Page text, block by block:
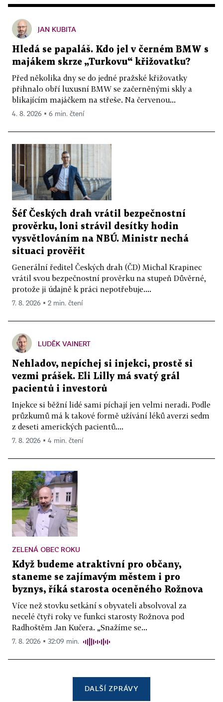
JAN KUBITA
Hledá se papaláš. Kdo jel v černém BMW s
majákem skrze „Turkovu“ křižovatku?
Před několika dny se do jedné pražské křižovatky
přihnalo obří luxusní BMW se začerněnými skly a
blikajícím majáčkem na střeše. Na červenou...
4. 8. 2026 ▪ 6 min. čtení
Šéf Českých drah vrátil bezpečnostní
prověrku, loni strávil desítky hodin
vysvětlováním na NBÚ. Ministr nechá
situaci prověřit
Generální ředitel Českých drah (ČD) Michal Krapinec
vrátil svou bezpečnostní prověrku na stupeň Důvěrné,
protože ji údajně k práci nepotřebuje....
7. 8. 2026 ▪ 2 min. čtení
LUDĚK VAINERT
Nehladov, nepíchej si injekci, prostě si
vezmi prášek. Eli Lilly má svatý grál
pacientů i investorů
Injekce si běžní lidé sami píchají jen velmi neradi. Podle
průzkumů má k takové formě užívání léků averzi sedm
z deseti amerických pacientů....
7. 8. 2026 ▪ 4 min. čtení
ZELENÁ OBEC ROKU
Když budeme atraktivní pro občany,
staneme se zajímavým městem i pro
byznys, říká starosta oceněného Rožnova
Více než stovku setkání s obyvateli absolvoval za
necelé čtyři roky ve funkci starosty Rožnova pod
Radhoštěm Jan Kučera. „Snažíme se...
7. 8. 2026 ▪ 32:09 min.
DALŠÍ ZPRÁVY